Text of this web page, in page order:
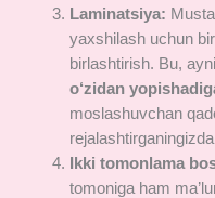
Laminatsiya:
yaxshilash uchun
birlashtirish. Bu,
o‘zidan
moslashuvchan
Ikki tomonlama
tomoniga ham